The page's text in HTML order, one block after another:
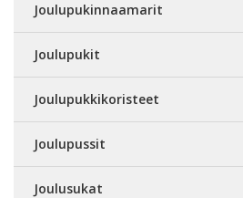
Joulupukinnaamarit
Joulupukit
Joulupukkikoristeet
Joulupussit
Joulusukat